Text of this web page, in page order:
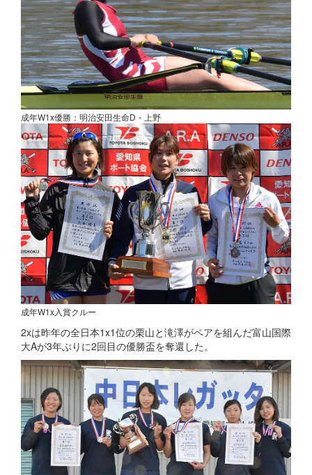
成年W1x優勝：明治安田生命D・上野
成年W1x入賞クルー
2xは昨年の全日本1x1位の栗山と滝澤がペアを組んだ富山国際
大Aが3年ぶりに2回目の優勝盃を奪還した。